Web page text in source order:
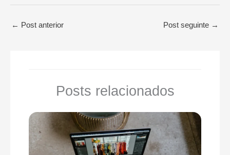
← Post anterior Post seguinte →
Posts relacionados